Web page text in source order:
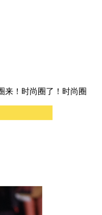
！时尚圈了！时尚圈